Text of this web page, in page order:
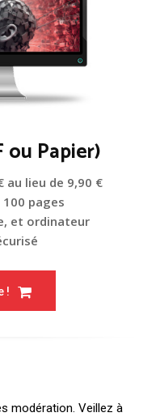
ou Papier)
au lieu de 9,90 €
100 pages
et ordinateur
!
modération. Veillez à